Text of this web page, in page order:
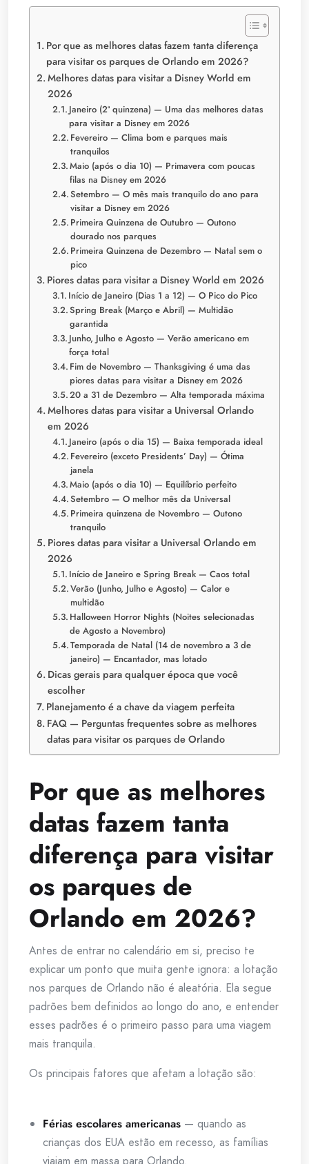
Por que as melhores datas fazem tanta diferença
para visitar os parques de Orlando em 2026?
Melhores datas para visitar a Disney World em
2026
Janeiro (2ª quinzena) — Uma das melhores datas
para visitar a Disney em 2026
Fevereiro — Clima bom e parques mais
tranquilos
Maio (após o dia 10) — Primavera com poucas
filas na Disney em 2026
Setembro — O mês mais tranquilo do ano para
visitar a Disney em 2026
Primeira Quinzena de Outubro — Outono
dourado nos parques
Primeira Quinzena de Dezembro — Natal sem o
pico
Piores datas para visitar a Disney World em 2026
Início de Janeiro (Dias 1 a 12) — O Pico do Pico
Spring Break (Março e Abril) — Multidão
garantida
Junho, Julho e Agosto — Verão americano em
força total
Fim de Novembro — Thanksgiving é uma das
piores datas para visitar a Disney em 2026
20 a 31 de Dezembro — Alta temporada máxima
Melhores datas para visitar a Universal Orlando
em 2026
Janeiro (após o dia 15) — Baixa temporada ideal
Fevereiro (exceto Presidents’ Day) — Ótima
janela
Maio (após o dia 10) — Equilíbrio perfeito
Setembro — O melhor mês da Universal
Primeira quinzena de Novembro — Outono
tranquilo
Piores datas para visitar a Universal Orlando em
2026
Início de Janeiro e Spring Break — Caos total
Verão (Junho, Julho e Agosto) — Calor e
multidão
Halloween Horror Nights (Noites selecionadas
de Agosto a Novembro)
Temporada de Natal (14 de novembro a 3 de
janeiro) — Encantador, mas lotado
Dicas gerais para qualquer época que você
escolher
Planejamento é a chave da viagem perfeita
FAQ — Perguntas frequentes sobre as melhores
datas para visitar os parques de Orlando
Por que as melhores
datas fazem tanta
diferença para visitar
os parques de
Orlando em 2026?
Antes de entrar no calendário em si, preciso te
explicar um ponto que muita gente ignora: a lotação
nos parques de Orlando não é aleatória. Ela segue
padrões bem definidos ao longo do ano, e entender
esses padrões é o primeiro passo para uma viagem
mais tranquila.
Os principais fatores que afetam a lotação são:
Férias escolares americanas — quando as
crianças dos EUA estão em recesso, as famílias